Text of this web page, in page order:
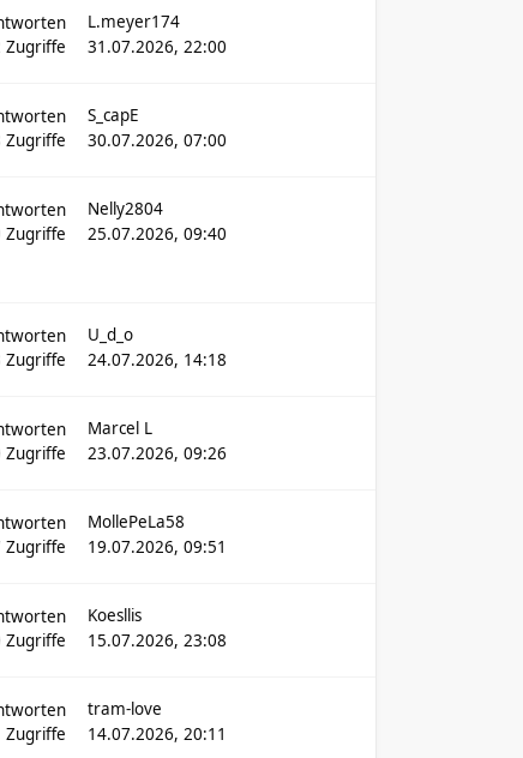
Zugriffe
L.meyer174
31.07.2026, 22:00
Zugriffe
S_capE
30.07.2026, 07:00
Zugriffe
Nelly2804
25.07.2026, 09:40
Zugriffe
U_d_o
24.07.2026, 14:18
Zugriffe
Marcel L
23.07.2026, 09:26
Zugriffe
MollePeLa58
19.07.2026, 09:51
Zugriffe
Koesllis
15.07.2026, 23:08
Zugriffe
tram-love
14.07.2026, 20:11